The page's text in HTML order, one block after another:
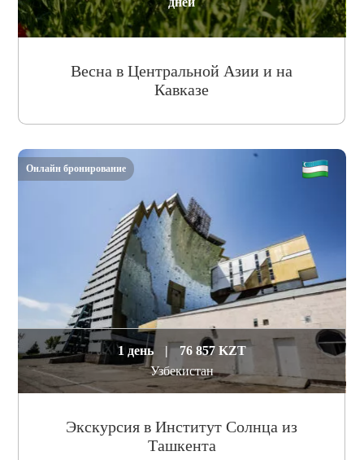
Весна в Центральной Азии и на
Кавказе
1 день |
76 857 KZT
Узбекистан
Экскурсия в Институт Солнца из
Ташкента
Онлайн бронирование